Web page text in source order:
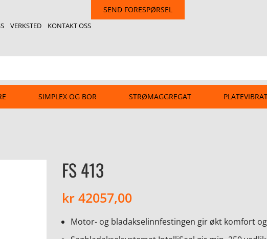
VERKSTED KONTAKT OSS
SEND FORESPØRSEL
SIMPLEX OG BOR STRØMAGGREGAT
FS 413
kr 42057,00
Motor- og bladakselinnfestingen gir økt komfort